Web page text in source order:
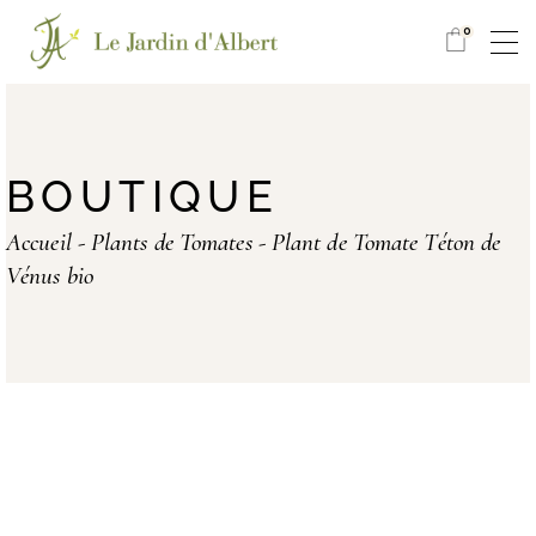
0
BOUTIQUE
Accueil Plants de Tomates
Plant de Tomate Téton de
Vénus bio